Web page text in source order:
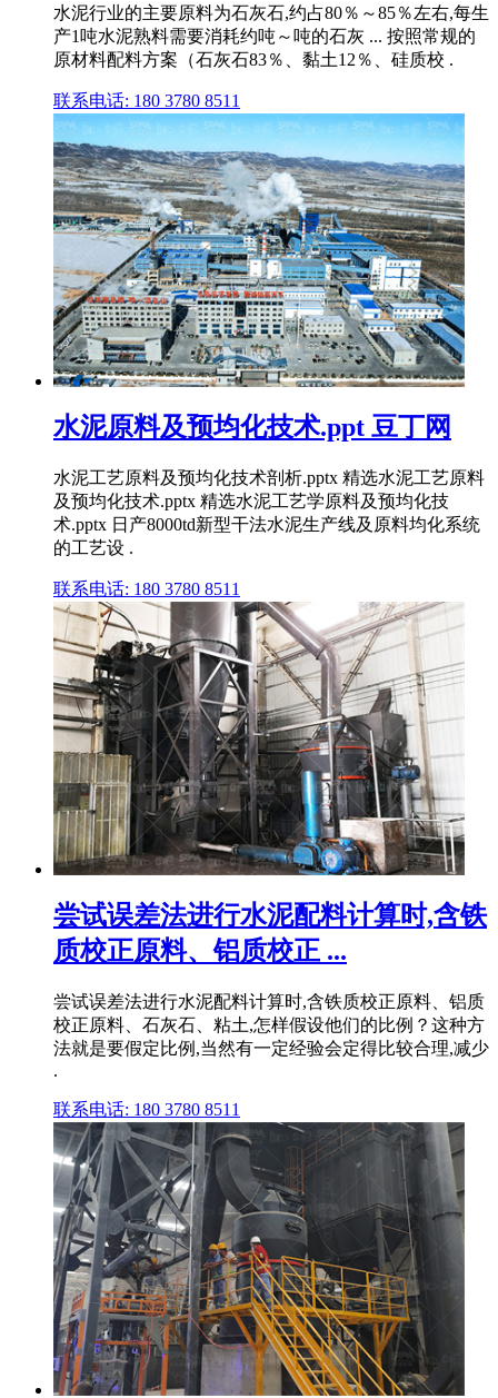
水泥行业的主要原料为石灰石,约占80％～85％左右,每生
产1吨水泥熟料需要消耗约吨～吨的石灰 ... 按照常规的
原材料配料方案（石灰石83％、黏土12％、硅质校 .
联系电话: 180 3780 8511
水泥原料及预均化技术.ppt 豆丁网
水泥工艺原料及预均化技术剖析.pptx 精选水泥工艺原料
及预均化技术.pptx 精选水泥工艺学原料及预均化技
术.pptx 日产8000td新型干法水泥生产线及原料均化系统
的工艺设 .
联系电话: 180 3780 8511
尝试误差法进行水泥配料计算时,含铁
质校正原料、铝质校正 ...
尝试误差法进行水泥配料计算时,含铁质校正原料、铝质
校正原料、石灰石、粘土,怎样假设他们的比例？这种方
法就是要假定比例,当然有一定经验会定得比较合理,减少
.
联系电话: 180 3780 8511